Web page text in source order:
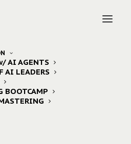
AI AGENTS
AI LEADERS
BOOTCAMP